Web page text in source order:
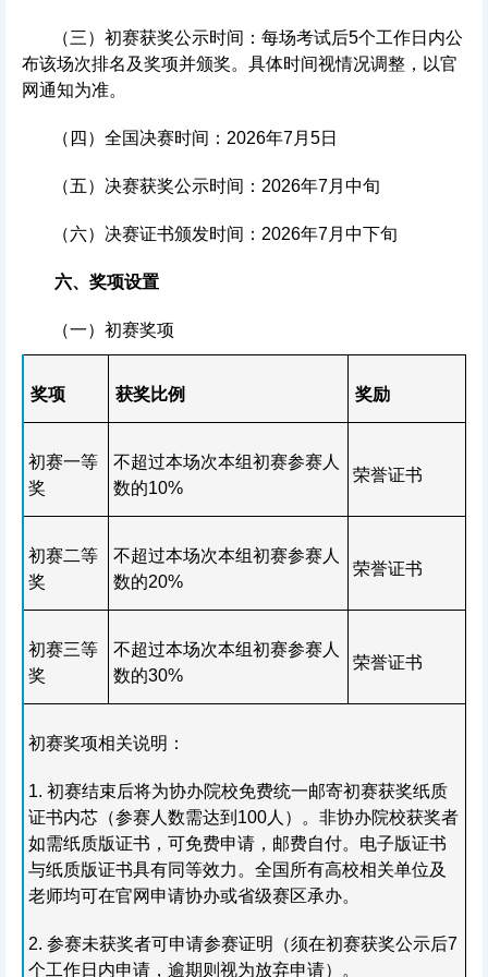
（三）初赛获奖公示时间：每场考试后5个工作日内公
布该场次排名及奖项并颁奖。具体时间视情况调整，以官
网通知为准。
（四）全国决赛时间：2026年7月5日
（五）决赛获奖公示时间：2026年7月中旬
（六）决赛证书颁发时间：2026年7月中下旬
六、奖项设置
（一）初赛奖项
奖项 获奖比例 奖励
初赛一等
奖
不超过本场次本组初赛参赛人
数的10%
荣誉证书
初赛二等
奖
不超过本场次本组初赛参赛人
数的20%
荣誉证书
初赛三等
奖
不超过本场次本组初赛参赛人
数的30%
荣誉证书
初赛奖项相关说明：
1. 初赛结束后将为协办院校免费统一邮寄初赛获奖纸质
证书内芯（参赛人数需达到100人）。非协办院校获奖者
如需纸质版证书，可免费申请，邮费自付。电子版证书
与纸质版证书具有同等效力。全国所有高校相关单位及
老师均可在官网申请协办或省级赛区承办。
2. 参赛未获奖者可申请参赛证明（须在初赛获奖公示后7
个工作日内申请，逾期则视为放弃申请）。